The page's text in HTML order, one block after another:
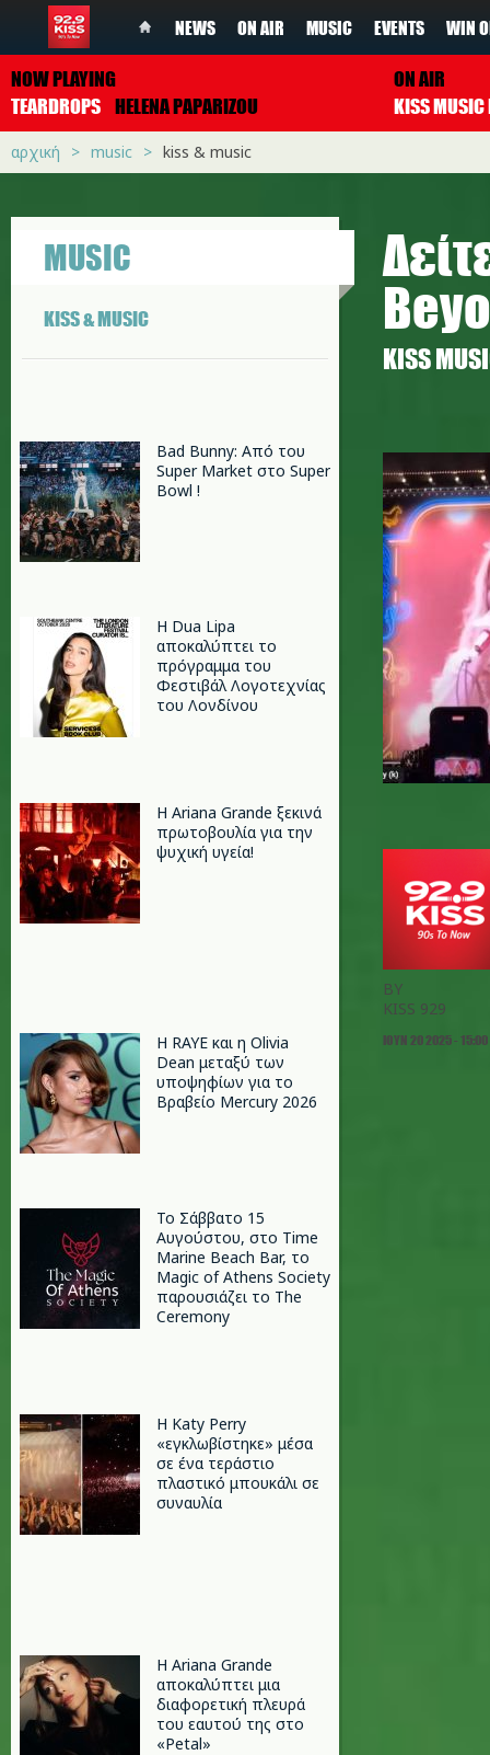
NEWS ON AIR MUSIC EVENTS WIN
NOW PLAYING
TEARDROPS HELENA PAPARIZOU
ON AIR
αρχική music kiss & music
MUSIC
KISS & MUSIC
Bad Bunny: Από του
Super Market στο Super
Bowl !
Η Dua Lipa
αποκαλύπτει το
πρόγραμμα του
Φεστιβάλ Λογοτεχνίας
του Λονδίνου
Η Ariana Grande ξεκινά
πρωτοβουλία για την
ψυχική υγεία!
Η RAYE και η Olivia
Dean μεταξύ των
υποψηφίων για το
Βραβείο Mercury 2026
Το Σάββατο 15
Αυγούστου, στο Time
Marine Beach Bar, το
Magic of Athens Society
παρουσιάζει το The
Ceremony
H Katy Perry
«εγκλωβίστηκε» μέσα
σε ένα τεράστιο
πλαστικό μπουκάλι σε
συναυλία
Η Ariana Grande
αποκαλύπτει μια
διαφορετική πλευρά
του εαυτού της στο
«Petal»
ΚISS
BY
KISS 929
ΙΟΥΝ 20 2025 - 15:00